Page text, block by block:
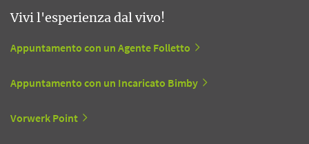
Vivi l'esperienza dal vivo!
Appuntamento con un Agente Folletto
Appuntamento con un Incaricato Bimby
Vorwerk Point